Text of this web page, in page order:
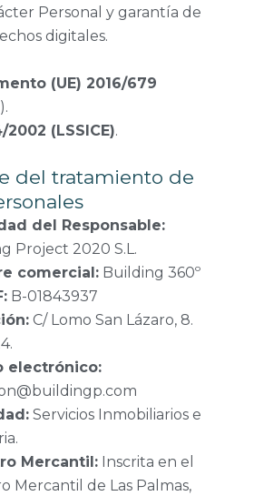
Personal y garantía de
digitales.
(UE) 2016/679
2002 (LSSICE).
del tratamiento de
del Responsable:
Project 2020 S.L.
comercial:Building 360º
B-01843937
C/ Lomo San Lázaro, 8.
electrónico:
Servicios Inmobiliarios e
Mercantil:Inscrita en el
Mercantil de Las Palmas,